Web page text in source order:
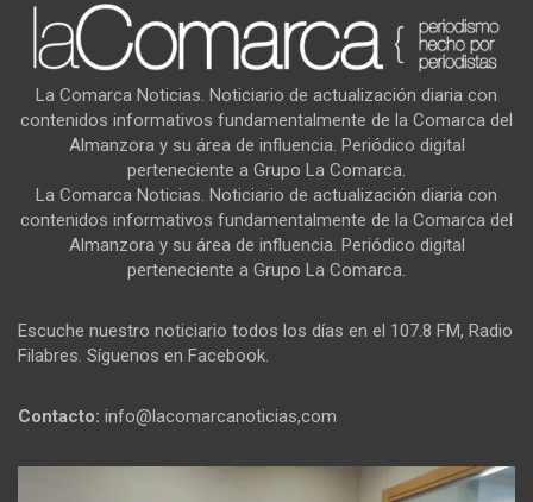
La Comarca Noticias. Noticiario de actualización diaria con
contenidos informativos fundamentalmente de la Comarca del
Almanzora y su área de influencia. Periódico digital
perteneciente a Grupo La Comarca.
La Comarca Noticias. Noticiario de actualización diaria con
contenidos informativos fundamentalmente de la Comarca del
Almanzora y su área de influencia. Periódico digital
perteneciente a Grupo La Comarca.
Escuche nuestro noticiario todos los días en el 107.8 FM, Radio
Filabres. Síguenos en Facebook.
Contacto: info@lacomarcanoticias,com